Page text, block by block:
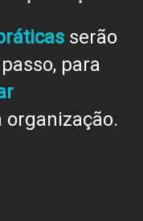
serão
para
organização.